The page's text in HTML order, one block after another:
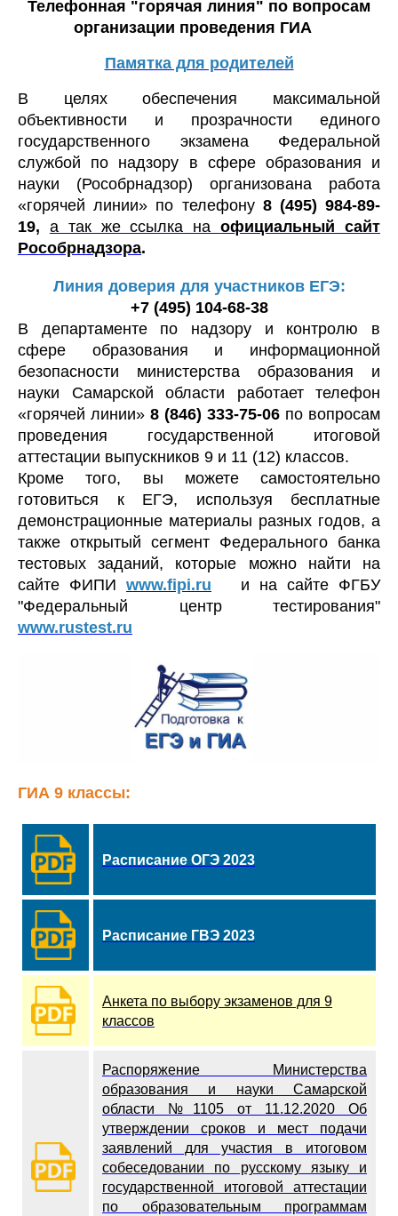
Телефонная "горячая линия" по вопросам
организации проведения ГИА
Памятка для родителей
В целях обеспечения максимальной
объективности и прозрачности единого
государственного экзамена Федеральной
службой по надзору в сфере образования и
науки (Рособрнадзор) организована работа
«горячей линии» по телефону8 (495) 984-89-
19, а так же ссылка наофициальный сайт
Рособрнадзора.
Линия доверия для участников ЕГЭ:
+7 (495) 104-68-38
В департаменте по надзору и контролю в
сфере образования и информационной
безопасности министерства образования и
науки Самарской области работает телефон
«горячей линии» 8 (846) 333-75-06 по вопросам
проведения государственной итоговой
аттестации выпускников 9 и 11 (12) классов.
Кроме того, вы можете самостоятельно
готовиться к ЕГЭ, используя бесплатные
демонстрационные материалы разных годов, а
также открытый сегмент Федерального банка
тестовых заданий, которые можно найти на
сайте ФИПИ www.fipi.ru
и на сайте ФГБУ
"Федеральный центр тестирования"
www.rustest.ru
ГИА 9 классы:
Расписание ОГЭ 2023
Расписание ГВЭ 2023
Анкета по выбору экзаменов для 9
классов
Распоряжение Министерства
образования и науки Самарской
области №1105 от 11.12.2020 Об
утверждении сроков и мест подачи
заявлений для участия в итоговом
собеседовании по русскому языку и
государственной итоговой аттестации
по образовательным программам